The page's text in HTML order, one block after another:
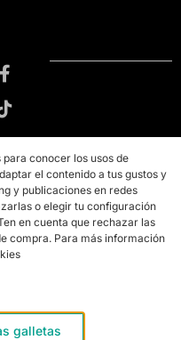
de compra
conocer los usos de
el contenido a tus gustos y
y publicaciones en redes
o elegir tu configuración
en cuenta que rechazar las
compra. Para más información
galletas